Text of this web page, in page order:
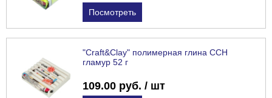
Посмотреть
"Craft&Clay" полимерная глина CCH
гламур 52 г
109.00 руб. / шт